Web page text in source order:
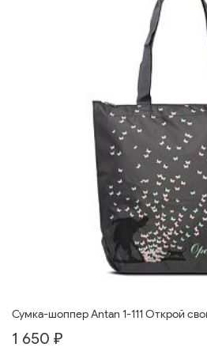
Сумка-шоппер Antan 1-111 Открой
1 650 ₽